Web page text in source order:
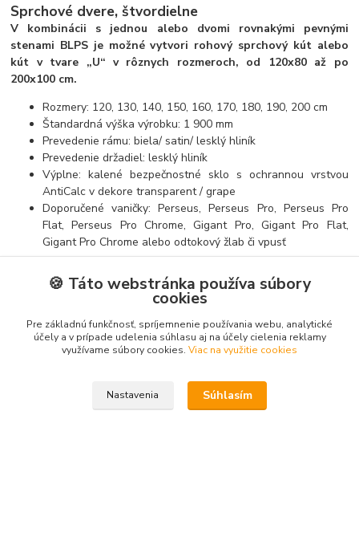
Sprchové dvere, štvordielne
V kombinácii s jednou alebo dvomi rovnakými pevnými
stenami BLPS je možné vytvori rohový sprchový kút alebo
kút v tvare „U“ v rôznych rozmeroch, od 120x80 až po
200x100 cm.
Rozmery: 120, 130, 140, 150, 160, 170, 180, 190, 200 cm
Štandardná výška výrobku: 1 900 mm
Prevedenie rámu: biela/ satin/ lesklý hliník
Prevedenie držadiel: lesklý hliník
Výplne: kalené bezpečnostné sklo s ochrannou vrstvou
AntiCalc v dekore transparent / grape
Doporučené vaničky: Perseus, Perseus Pro, Perseus Pro
Flat, Perseus Pro Chrome, Gigant Pro, Gigant Pro Flat,
Gigant Pro Chrome alebo odtokový žlab či vpusť
rovného posuvného, ktorý tvorí dvere. Výklopný mechanizmus dverí
vám zjednoduší údržbu. Nemusíte tak zbytočne platiť za výrobu
drahého atypu.
Tovar zaradený v kategóriách
🍪 Táto webstránka používa súbory
cookies
Pre základnú funkčnosť, spríjemnenie používania webu, analytické
účely a v prípade udelenia súhlasu aj na účely cielenia reklamy
využívame súbory cookies. Viac na využitie cookies
Nastavenia Súhlasím